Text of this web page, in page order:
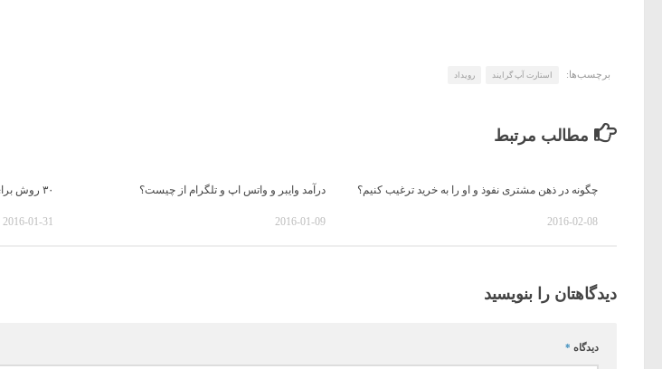
برچسب‌ها: استارت آپ گرایند رویداد
مطالب مرتبط
چگونه در ذهن مشتری نفوذ و او را به خرید ترغیب کنیم؟
2016-02-08
درآمد وایبر و واتس اپ و تلگرام از چیست؟
2016-01-09
۳۰ روش برای افزایش خلاقیت
2016-01-31
دیدگاهتان را بنویسید
دیدگاه *